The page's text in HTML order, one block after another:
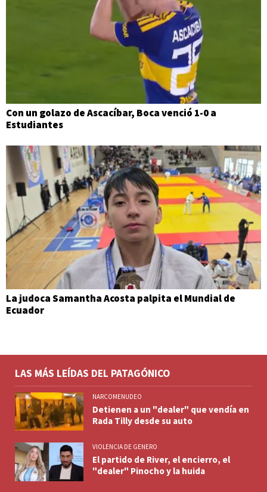
Con un golazo de Ascacíbar, Boca venció 1-0 a
Estudiantes
La judoca Samantha Acosta palpita el Mundial de
Ecuador
LAS MÁS LEÍDAS DEL PATAGÓNICO
NARCOMENUDEO
Detienen a un "dealer" que vendía en
Rada Tilly desde su auto
VIOLENCIA DE GENERO
El partido de River, el encierro, el
"dealer" Pinocho y la huida